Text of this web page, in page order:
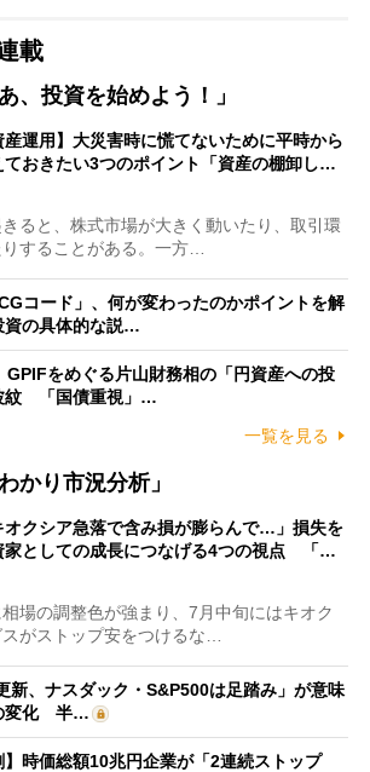
載
、投資を始めよう！」
産運用】大災害時に慌てないために平時から
ておきたい3つのポイント「資産の棚卸し…
ると、株式市場が大きく動いたり、取引環
することがある。一方…
コード」、何が変わったのかポイントを解
の具体的な説…
GPIFをめぐる片山財務相の「円資産への投
紋 「国債重視」…
一覧を見る
かり市況分析」
オクシア急落で含み損が膨らんで…」損失を
家としての成長につなげる4つの視点 「…
場の調整色が強まり、7月中旬にはキオク
がストップ安をつけるな…
新、ナスダック・S&P500は足踏み」が意味
変化 半…
】時価総額10兆円企業が「2連続ストップ